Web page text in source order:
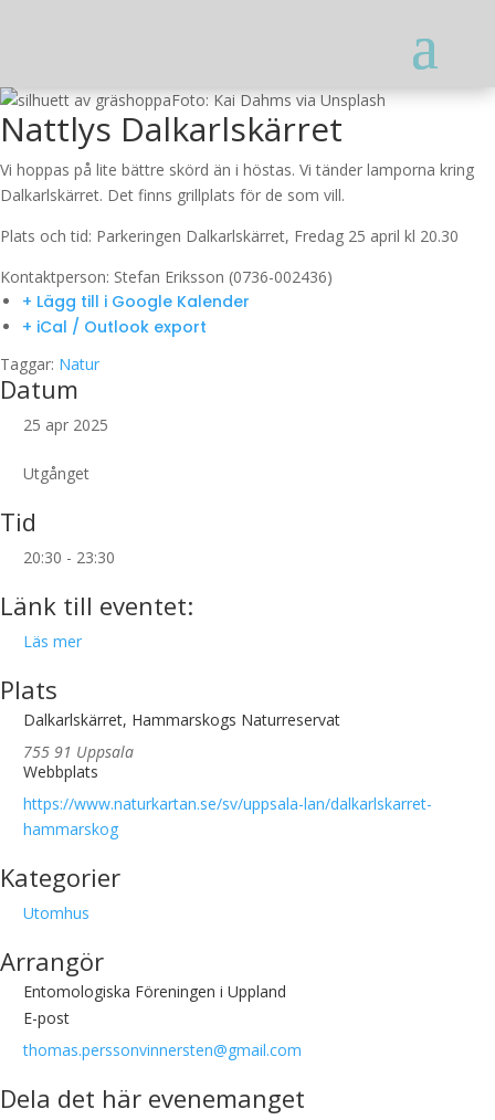
Foto: Kai Dahms via Unsplash
Nattlys Dalkarlskärret
Vi hoppas på lite bättre skörd än i höstas. Vi tänder lamporna kring
Dalkarlskärret. Det finns grillplats för de som vill.
Plats och tid: Parkeringen Dalkarlskärret, Fredag 25 april kl 20.30
Kontaktperson: Stefan Eriksson (0736-002436)
+ Lägg till i Google Kalender
+ iCal / Outlook export
Taggar: Natur
Datum
25 apr 2025
Utgånget
Tid
20:30 - 23:30
Länk till eventet:
Läs mer
Plats
Dalkarlskärret, Hammarskogs Naturreservat
755 91 Uppsala
Webbplats
https://www.naturkartan.se/sv/uppsala-lan/dalkarlskarret-
hammarskog
Kategorier
Utomhus
Arrangör
Entomologiska Föreningen i Uppland
E-post
thomas.perssonvinnersten@gmail.com
Dela det här evenemanget